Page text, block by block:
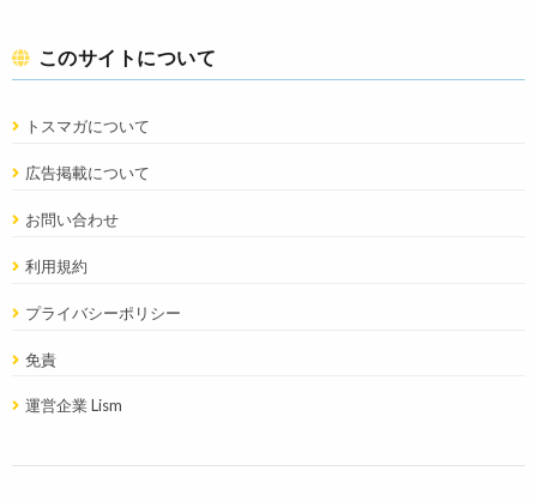
このサイトについて
トスマガについて
広告掲載について
お問い合わせ
利用規約
プライバシーポリシー
免責
運営企業 Lism